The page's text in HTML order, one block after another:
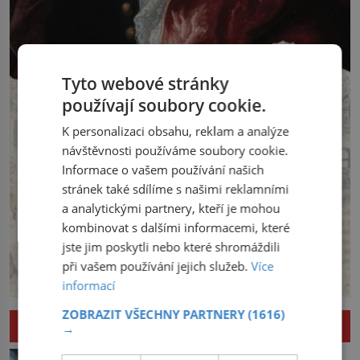
ZÁHADY A NAPĚTÍ
Tyto webové stránky
používají soubory cookie.
K personalizaci obsahu, reklam a analýze
návštěvnosti používáme soubory cookie.
Informace o vašem používání našich
stránek také sdílíme s našimi reklamními
a analytickými partnery, kteří je mohou
kombinovat s dalšími informacemi, které
jste jim poskytli nebo které shromáždili
při vašem používání jejich služeb.Více
informací
ZOBRAZIT VŠECHNY PARTNERY(1616)
→